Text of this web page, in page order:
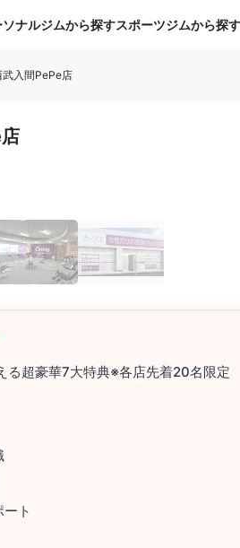
ナルジムから探すスポーツジムから探す
武入間PePe店
る超豪華7大特典※各店先着20名限定
ト